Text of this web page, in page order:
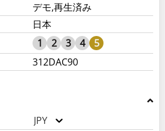
デモ,再生済み
日本
1 2 3 4
5
312DAC90
JPY